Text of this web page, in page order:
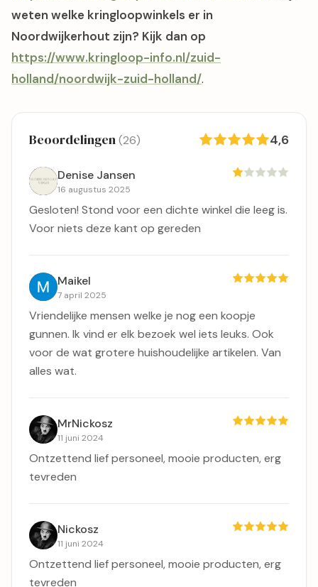
kringloopwinkels in Zuid-Holland, kun je terecht op
https://www.kringloop-info.nl/zuid-holland
weten welke kringloopwinkels er in
Noordwijkerhout zijn? Kijk dan op
holland/noordwijk-zuid-holland/.
Beoordelingen(26) 4,6
Denise Jansen
16 augustus 2025
Maikel
7 april 2025
Vriendelijke mensen welke je nog een koopje
gunnen. Ik vind er elk bezoek wel iets leuks. Ook
MrNickosz
11 juni 2024
Nickosz
11 juni 2024